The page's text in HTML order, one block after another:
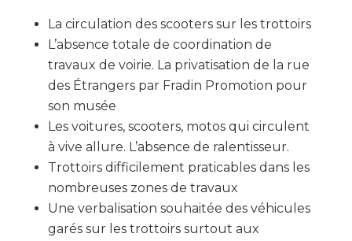
La circulation des scooters sur les trottoirs
L’absence totale de coordination de
travaux de voirie. La privatisation de la rue
des Étrangers par Fradin Promotion pour
son musée
Les voitures, scooters, motos qui circulent
à vive allure. L’absence de ralentisseur.
Trottoirs difficilement praticables dans les
nombreuses zones de travaux
Une verbalisation souhaitée des véhicules
garés sur les trottoirs surtout aux